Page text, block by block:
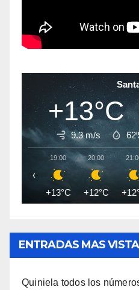
+13°C
9.3 m/s
19:00
+13°C
20:00
+12°C
‹
ENTRADAS MAS
Quiniela todos los